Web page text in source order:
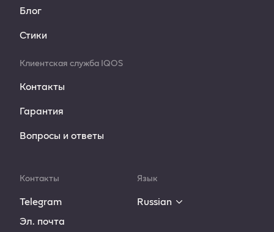
Блог
Стики
Клиентская служба IQOS
Контакты
Гарантия
Вопросы и ответы
Контакты
Telegram
Эл. почта
Язык
Russian